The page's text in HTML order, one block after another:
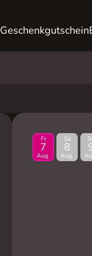
Geschenkgutschein
Fr
7
Aug.
Sa
8
Aug.